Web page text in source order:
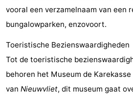
Middelburg
Zeeuws-
Breskens
-
vooral een verzamelnaam van een
bungalowparken, enzovoort.
Toeristische Bezienswaardigheden
Tot de toeristische
behoren het Museum de
van Nieuwvliet, dit museum gaat